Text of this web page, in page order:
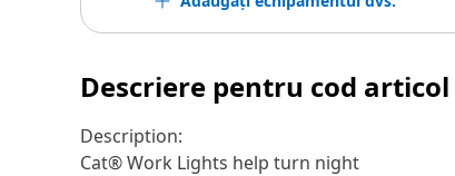
Descriere pentru cod articol
Description:
Cat® Work Lights help turn night